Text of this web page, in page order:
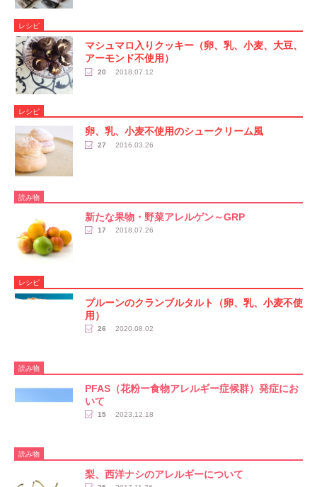
レシピ
マシュマロ入りクッキー（卵、乳、小麦、大豆、
アーモンド不使用）
20 2018.07.12
レシピ
卵、乳、小麦不使用のシュークリーム風
27 2016.03.26
読み物
新たな果物・野菜アレルゲン～GRP
17 2018.07.26
レシピ
プルーンのクランブルタルト（卵、乳、小麦不使
用）
26 2020.08.02
読み物
PFAS（花粉ー食物アレルギー症候群）発症にお
いて
15 2023.12.18
読み物
梨、西洋ナシのアレルギーについて